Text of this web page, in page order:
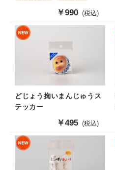
販
売
格
￥990 (税込)
どじょう掬いまんじゅうス
テッカー
販
売
￥495 (税込)